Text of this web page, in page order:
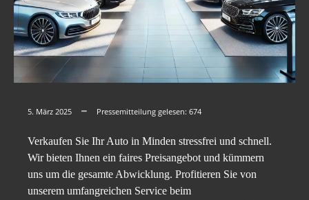
5. März 2025 Pressemitteilung gelesen: 674
Verkaufen Sie Ihr Auto in Minden stressfrei und schnell.
Wir bieten Ihnen ein faires Preisangebot und kümmern
uns um die gesamte Abwicklung. Profitieren Sie von
unserem umfangreichen Service beim